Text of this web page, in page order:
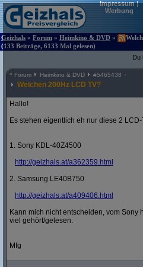
Impressum|
Werbung
Geizhals » Forum » Heimkino & DVD »
(133 Beiträge, 6133 Mal gelesen)
Du
^ Forum Heimkino & DVD #5465438
Welchen 200Hz LCD TV?
Hallo!
Es stehen eigentlich eh nur diese 2
1. Sony KDL-40Z4500
http://geizhals.at/a362359.html
2. Samsung LE40B750
http://geizhals.at/a409406.html
Kann mich nicht entscheiden, vom
viel gehört/gelesen.
Mfg